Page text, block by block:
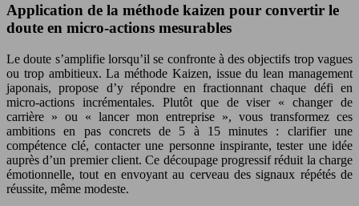
Application de la méthode kaizen pour convertir le
doute en micro-actions mesurables
Le doute s’amplifie lorsqu’il se confronte à des objectifs trop vagues
ou trop ambitieux. La méthode Kaizen, issue du lean management
japonais, propose d’y répondre en fractionnant chaque défi en
micro-actions incrémentales. Plutôt que de viser « changer de
carrière » ou « lancer mon entreprise », vous transformez ces
ambitions en pas concrets de 5 à 15 minutes : clarifier une
compétence clé, contacter une personne inspirante, tester une idée
auprès d’un premier client. Ce découpage progressif réduit la charge
émotionnelle, tout en envoyant au cerveau des signaux répétés de
réussite, même modeste.